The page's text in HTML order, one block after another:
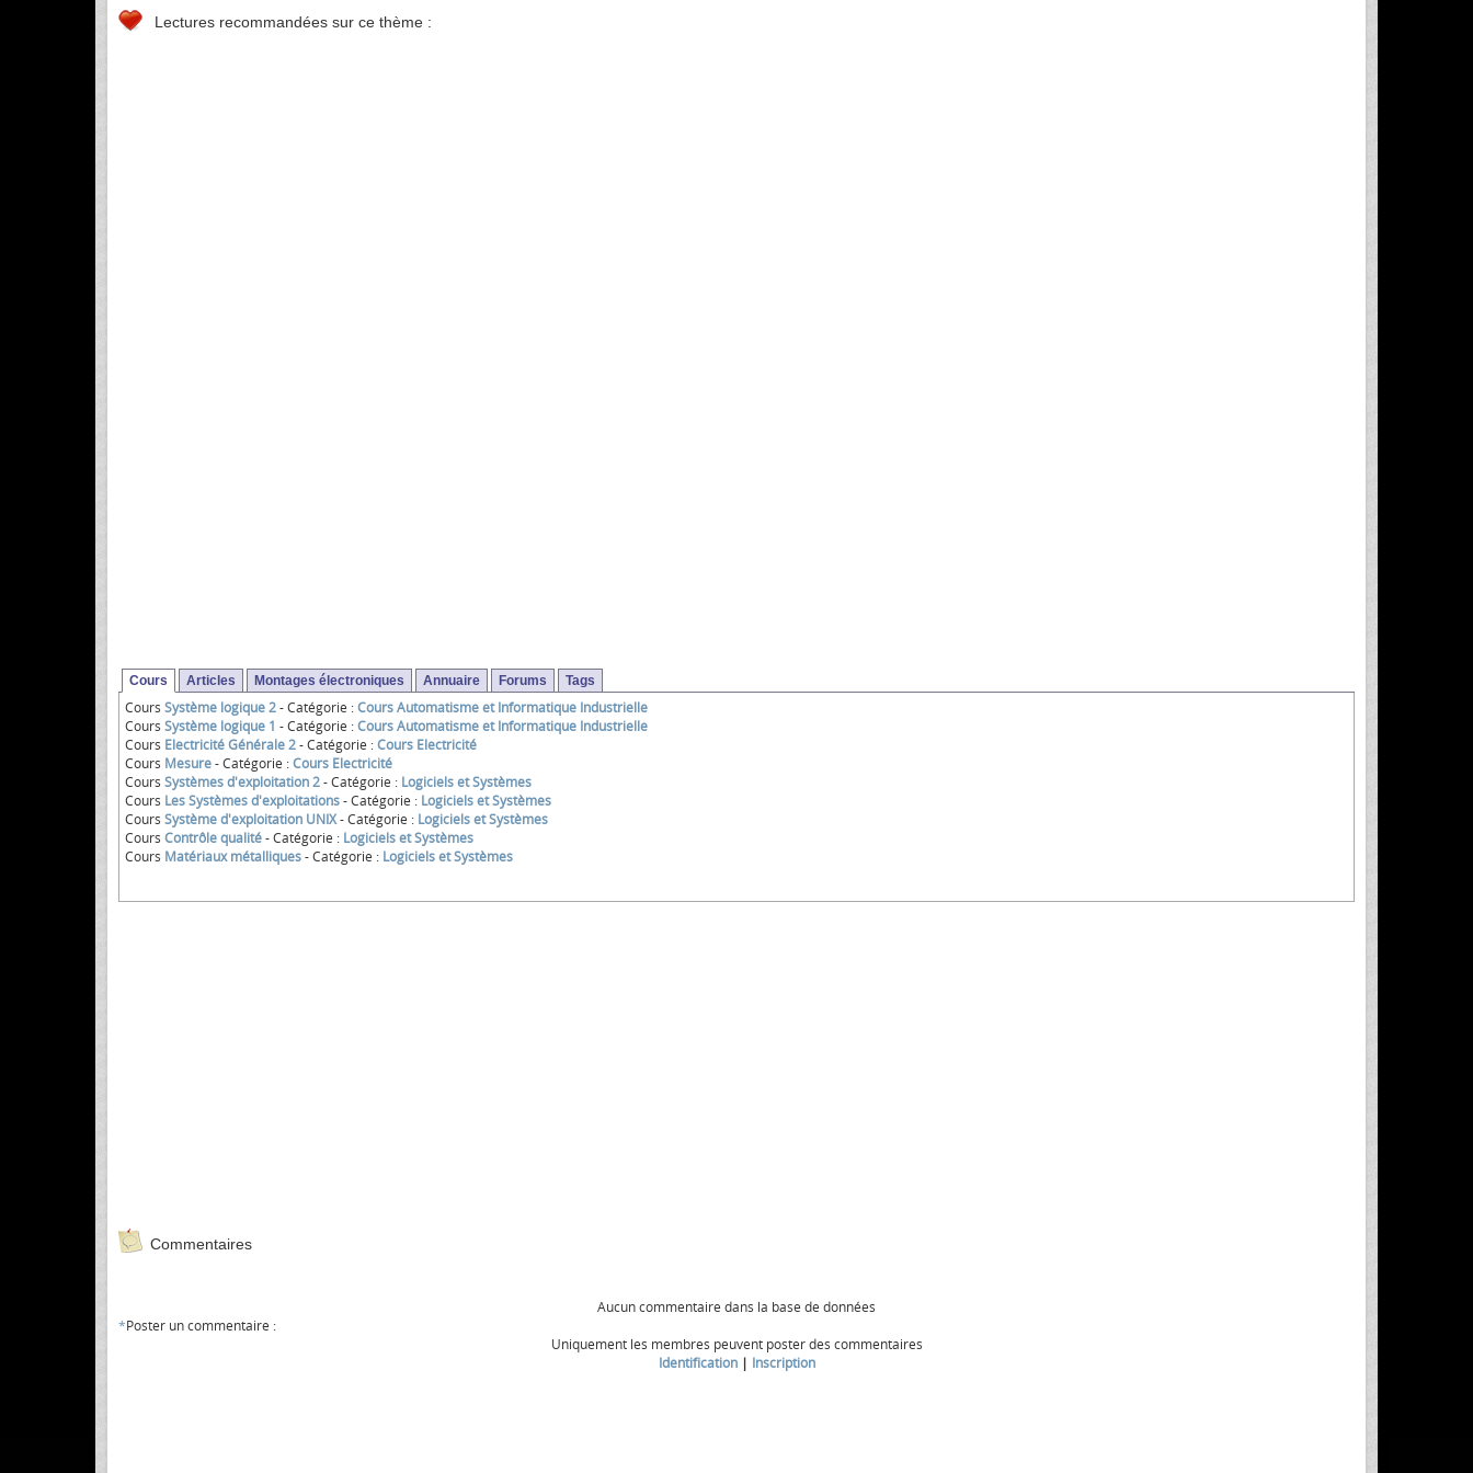
Lectures recommandées sur ce thème :
Cours Articles Montages électroniques Annuaire Forums Tags
Cours Système logique 2- Catégorie :Cours Automatisme et Informatique Industrielle
Cours Système logique 1 - Catégorie :Cours Automatisme et Informatique Industrielle
Cours Electricité Générale 2- Catégorie :Cours Electricité
Cours Mesure- Catégorie :Cours Electricité
Cours Systèmes d'exploitation 2- Catégorie : Logiciels et Systèmes
Cours Les Systèmes d'exploitations- Catégorie : Logiciels et Systèmes
Cours Système d'exploitation UNIX- Catégorie : Logiciels et Systèmes
Cours Contrôle qualité- Catégorie : Logiciels et Systèmes
Cours Matériaux métalliques- Catégorie : Logiciels et Systèmes
Commentaires
Aucun commentaire dans la base de données
*Poster un commentaire :
Uniquement les membres peuvent poster des commentaires
Identification| Inscription